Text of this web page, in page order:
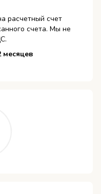
расчетный счет
счета. Мы не
месяцев